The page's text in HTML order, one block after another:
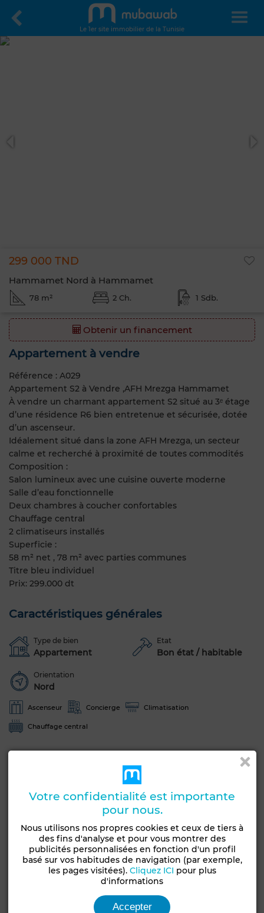
Le 1er site immobilier de la Tunisie
299 000 TND
Hammamet Nord à Hammamet
78 m² 2 Ch. 1 Sdb.
Obtenir un financement
Appartement à vendre
Référence : A029
Appartement S2 à Vendre ,AFH Mrezga Hammamet
À vendre un charmant appartement S2 situé au 3ᵉ étage
d’une résidence R6 bien entretenue et sécurisée, dotée
d’un ascenseur.
Idéalement situé dans la zone AFH Mrezga, un secteur
calme et recherché à proximité de toutes commodités
Composition :
Salon lumineux avec une cuisine ouverte moderne
Salle d’eau fonctionnelle
Deux chambres à coucher confortables
Chauffage central
2 climatiseurs installés
Superficie :
58 m² net , 78 m² avec parties communes
Titre bleu individuel
Prix: 299.000 dt
Caractéristiques générales
Type de bien
Appartement
Etat
Bon état / habitable
Orientation
Nord
Ascenseur Concierge Climatisation
Chauffage central
Voir plus de photos
Votre confidentialité est importante
pour nous.
Nous utilisons nos propres cookies et ceux de tiers à
des fins d'analyse et pour vous montrer des
publicités personnalisées en fonction d'un profil
basé sur vos habitudes de navigation (par exemple,
les pages visitées). Cliquez ICI pour plus
d'informations
Accepter